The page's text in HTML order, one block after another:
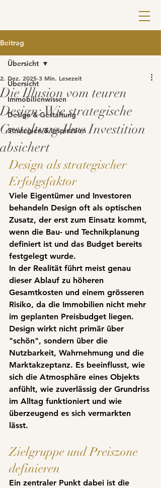
Beitrag
Übersicht
Immobilienwissen
Design & Gestaltung
Strategien & Inspiration
Übersicht
Die Illusion vom teuren
Design: Wie strategische
Gestaltung Ihre Investition
absichert
2. Dez. 2025 3 Min. Lesezeit
Design als strategischer
Erfolgsfaktor
Viele Eigentümer und Investoren
behandeln Design oft als optischen
Zusatz, der erst zum Einsatz kommt,
wenn die Bau- und Technikplanung
definiert ist und das Budget bereits
festgelegt wurde.
In der Realität führt meist genau
dieser Ablauf zu höheren
Gesamtkosten und einem grösseren
Risiko, da die Immobilien nicht mehr
im geplanten Preisbudget liegen.
Design wirkt nicht primär über
"schön", sondern über die
Nutzbarkeit, Wahrnehmung und die
Marktakzeptanz. Es beeinflusst, wie
sich die Atmosphäre eines Objekts
anfühlt, wie zuverlässig der Grundriss
im Alltag funktioniert und wie
überzeugend es sich vermarkten
lässt.
Zielgruppe und Preiszone
definieren
Ein zentraler Punkt dabei ist die